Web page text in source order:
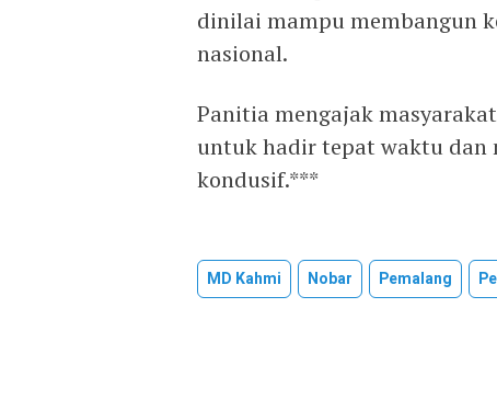
dinilai mampu membangun
nasional.
Panitia mengajak
untuk hadir tepat waktu dan
kondusif.***
MD Kahmi Nobar Pemalang